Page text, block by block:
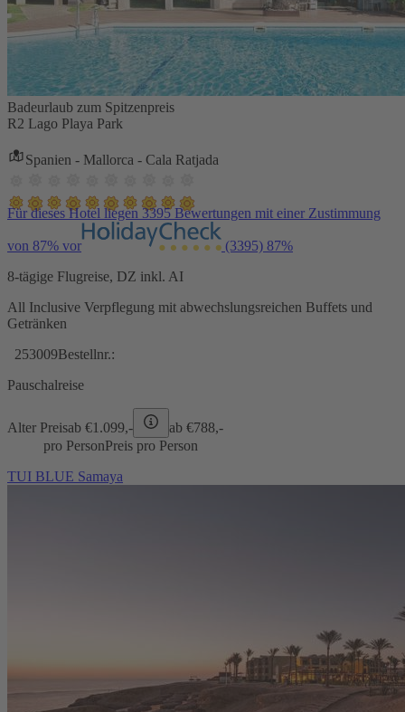
Badeurlaub zum Spitzenpreis
R2 Lago Playa Park
Spanien - Mallorca - Cala Ratjada
Für dieses Hotel liegen 3395 Bewertungen mit einer Zustimmung
von 87% vor (3395) 87%
8-tägige Flugreise, DZ inkl. AI
All Inclusive Verpflegung mit abwechslungsreichen Buffets und
Getränken
253009Bestellnr.:
Pauschalreise
Alter Preisab €1.099,- ab €788,-
pro PersonPreis pro Person
TUI BLUE Samaya